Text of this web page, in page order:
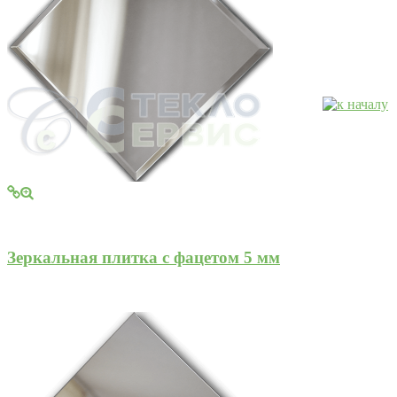
Зеркальная плитка с фацетом 5 мм